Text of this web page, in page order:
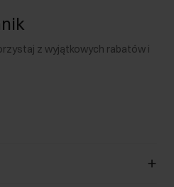
z wyjątkowych rabatów i